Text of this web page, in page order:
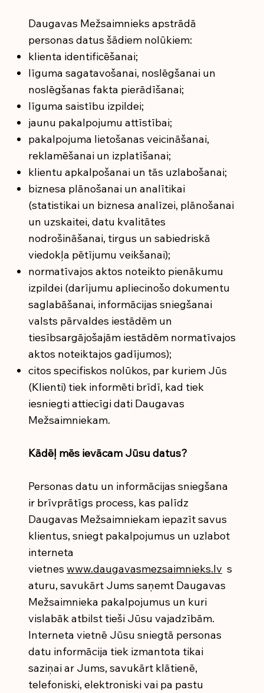
Daugavas Mežsaimnieks apstrādā
personas datus šādiem nolūkiem:
klienta identificēšanai;
līguma sagatavošanai, noslēgšanai un
noslēgšanas fakta pierādīšanai;
līguma saistību izpildei;
jaunu pakalpojumu attīstībai;
pakalpojuma lietošanas veicināšanai,
reklamēšanai un izplatīšanai;
klientu apkalpošanai un tās uzlabošanai;
biznesa plānošanai un analītikai
(statistikai un biznesa analīzei, plānošanai
un uzskaitei, datu kvalitātes
nodrošināšanai, tirgus un sabiedriskā
viedokļa pētījumu veikšanai);
normatīvajos aktos noteikto pienākumu
izpildei (darījumu apliecinošo dokumentu
saglabāšanai, informācijas sniegšanai
valsts pārvaldes iestādēm un
tiesībsargājošajām iestādēm normatīvajos
aktos noteiktajos gadījumos);
citos specifiskos nolūkos, par kuriem Jūs
(Klienti) tiek informēti brīdī, kad tiek
iesniegti attiecīgi dati Daugavas
Mežsaimniekam.
Kādēļ mēs ievācam Jūsu datus?
Personas datu un informācijas sniegšana
ir brīvprātīgs process, kas palīdz
Daugavas Mežsaimniekam iepazīt savus
klientus, sniegt pakalpojumus un uzlabot
interneta
vietnes www.daugavasmezsaimnieks.lv s
aturu, savukārt Jums saņemt Daugavas
Mežsaimnieka pakalpojumus un kuri
vislabāk atbilst tieši Jūsu vajadzībām.
Interneta vietnē Jūsu sniegtā personas
datu informācija tiek izmantota tikai
saziņai ar Jums, savukārt klātienē,
telefoniski, elektroniski vai pa pastu